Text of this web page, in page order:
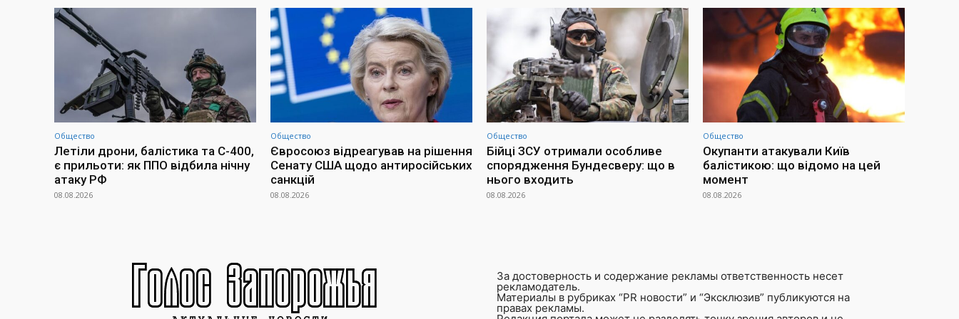
Общество
Летіли дрони, балістика та С-400,
є прильоти: як ППО відбила нічну
атаку РФ
08.08.2026
Общество
Євросоюз відреагував на рішення
Сенату США щодо антиросійських
санкцій
08.08.2026
Общество
Бійці ЗСУ отримали особливе
спорядження Бундесверу: що в
нього входить
08.08.2026
Общество
Окупанти атакували Київ
балістикою: що відомо на цей
момент
08.08.2026
За достоверность и содержание рекламы ответственность несет
рекламодатель.
Материалы в рубриках “PR новости” и “Эксклюзив” публикуются на
правах рекламы.